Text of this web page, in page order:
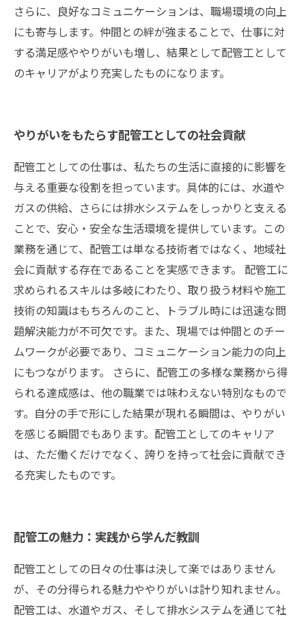
さらに、良好なコミュニケーションは、職場環境の向上
にも寄与します。仲間との絆が強まることで、仕事に対
する満足感ややりがいも増し、結果として配管工として
のキャリアがより充実したものになります。
やりがいをもたらす配管工としての社会貢献
配管工としての仕事は、私たちの生活に直接的に影響を
与える重要な役割を担っています。具体的には、水道や
ガスの供給、さらには排水システムをしっかりと支える
ことで、安心・安全な生活環境を提供しています。この
業務を通じて、配管工は単なる技術者ではなく、地域社
会に貢献する存在であることを実感できます。 配管工に
求められるスキルは多岐にわたり、取り扱う材料や施工
技術の知識はもちろんのこと、トラブル時には迅速な問
題解決能力が不可欠です。また、現場では仲間とのチー
ムワークが必要であり、コミュニケーション能力の向上
にもつながります。 さらに、配管工の多様な業務から得
られる達成感は、他の職業では味わえない特別なもので
す。自分の手で形にした結果が現れる瞬間は、やりがい
を感じる瞬間でもあります。配管工としてのキャリア
は、ただ働くだけでなく、誇りを持って社会に貢献でき
る充実したものです。
配管工の魅力：実践から学んだ教訓
配管工としての日々の仕事は決して楽ではありません
が、その分得られる魅力ややりがいは計り知れません。
配管工は、水道やガス、そして排水システムを通じて社